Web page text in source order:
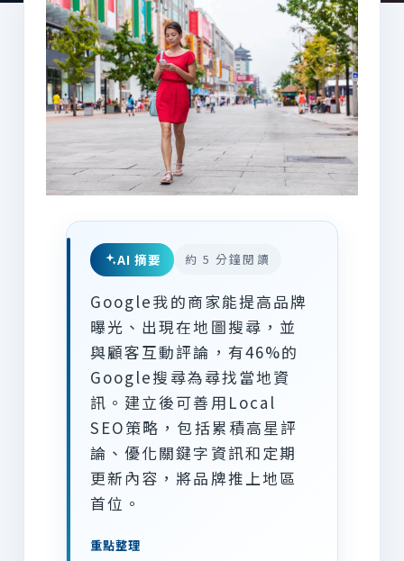
AI 摘要 約 5 分鐘閱讀
Google我的商家能提高品牌
曝光、出現在地圖搜尋，並
與顧客互動評論，有46%的
Google搜尋為尋找當地資
訊。建立後可善用Local
SEO策略，包括累積高星評
論、優化關鍵字資訊和定期
更新內容，將品牌推上地區
首位。
重點整理